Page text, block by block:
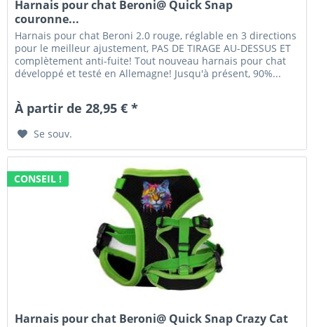
Harnais pour chat Beroni@ Quick Snap
couronne...
Harnais pour chat Beroni 2.0 rouge, réglable en 3 directions
pour le meilleur ajustement, PAS DE TIRAGE AU-DESSUS ET
complètement anti-fuite! Tout nouveau harnais pour chat
développé et testé en Allemagne! Jusqu'à présent, 90%...
À partir de 28,95 € *
Se souv.
CONSEIL !
Harnais pour chat Beroni@ Quick Snap Crazy Cat